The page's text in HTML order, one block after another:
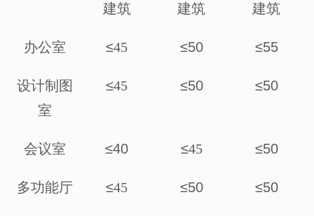
建筑
建筑
建筑
办公室 ≤45 ≤50 ≤55
设计制图
室
≤45 ≤50 ≤50
会议室 ≤40 ≤45 ≤50
多功能厅 ≤45 ≤50 ≤50